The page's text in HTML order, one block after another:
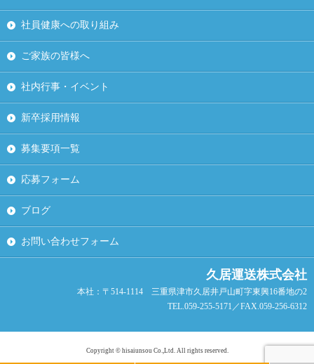
社員健康への取り組み
ご家族の皆様へ
社内行事・イベント
新卒採用情報
募集要項一覧
応募フォーム
ブログ
お問い合わせフォーム
久居運送株式会社
本社：〒514-1114 三重県津市久居井戸山町字東興16番地の2
TEL.059-255-5171／FAX.059-256-6312
Copyright © hisaiunsou Co.,Ltd. All rights reserved.